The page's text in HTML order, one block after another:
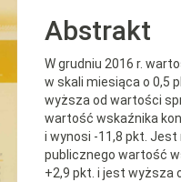
Abstrakt
W grudniu 2016 r.
w skali miesiąca o 0,5
wyższa od wartości
wartość wskaźnika
i wynosi -11,8 pkt.
publicznego wartość
+2,9 pkt. i jest wyższa